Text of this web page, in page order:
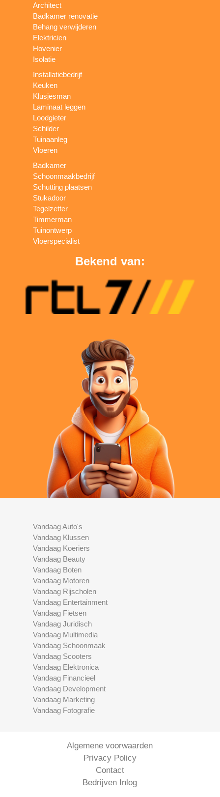
Architect
Badkamer renovatie
Behang verwijderen
Elektricien
Hovenier
Isolatie
Installatiebedrijf
Keuken
Klusjesman
Laminaat leggen
Loodgieter
Schilder
Tuinaanleg
Vloeren
Badkamer
Schoonmaakbedrijf
Schutting plaatsen
Stukadoor
Tegelzetter
Timmerman
Tuinontwerp
Vloerspecialist
Bekend van:
Vandaag Auto's
Vandaag Klussen
Vandaag Koeriers
Vandaag Beauty
Vandaag Boten
Vandaag Motoren
Vandaag Rijscholen
Vandaag Entertainment
Vandaag Fietsen
Vandaag Juridisch
Vandaag Multimedia
Vandaag Schoonmaak
Vandaag Scooters
Vandaag Elektronica
Vandaag Financieel
Vandaag Development
Vandaag Marketing
Vandaag Fotografie
Algemene voorwaarden
Privacy Policy
Contact
Bedrijven Inlog